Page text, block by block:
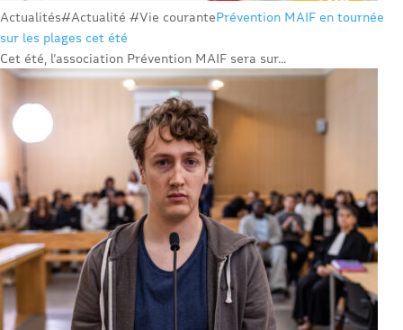
Actualités#Actualité #Vie courantePrévention MAIF en tournée
sur les plages cet été
Cet été, l’association Prévention MAIF sera sur...